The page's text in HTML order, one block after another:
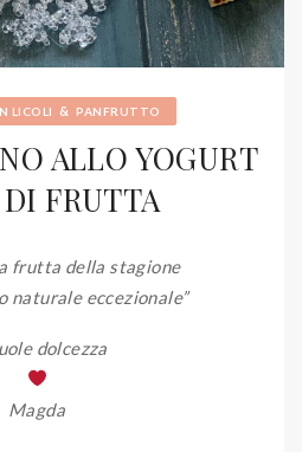
LICOLI & PANFRUTTO
ALLO YOGURT
FRUTTA
frutta della stagione
naturale eccezionale”
dolcezza
Magda